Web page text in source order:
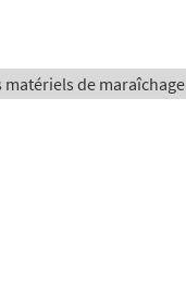
de maraîchage